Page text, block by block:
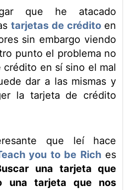
que he atacado
tarjetas de créditoen
sin embargo viendo
punto el problema no
crédito en sí sino el mal
dar a las mismas y
la tarjeta de crédito
que leí hace
you to be Riches
una tarjeta que
una tarjeta que nos